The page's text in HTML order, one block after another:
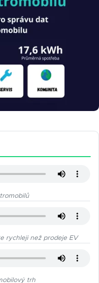
rychleji než prodeje EV
trh